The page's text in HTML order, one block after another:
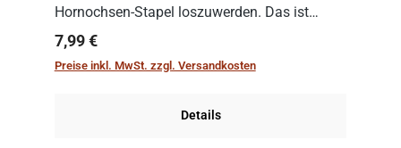
Hornochsen-Stapel loszuwerden. Das ist
kniffliger als gedacht, denn die Differenz
zwischen ausgespielter Karte und der
Regulärer Preis:
7,99 €
Preise inkl. MwSt. zzgl. Versandkosten
Details